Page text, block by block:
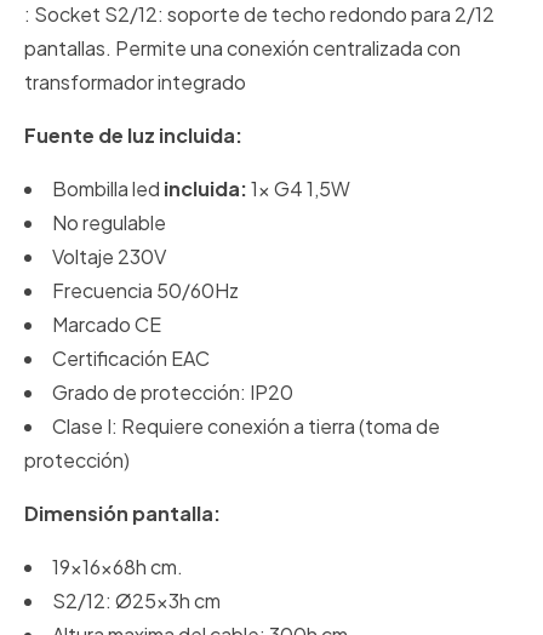
: Socket S2/12: soporte de techo redondo para 2/12
pantallas. Permite una conexión centralizada con
transformador integrado
Fuente de luz incluida:
Bombilla led incluida:1x G4 1,5W
No regulable
Voltaje 230V
Frecuencia 50/60Hz
Marcado CE
Certificación EAC
Grado de protección: IP20
Clase I: Requiere conexión a tierra (toma de
protección)
Dimensión pantalla:
19x16x68h cm.
S2/12: Ø25x3h cm